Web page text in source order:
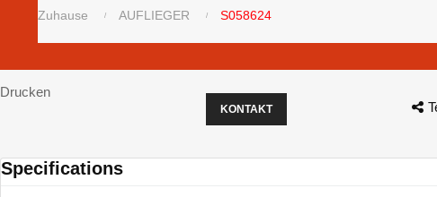
Zuhause AUFLIEGER S058624
Drucken
KONTAKT
Specifications